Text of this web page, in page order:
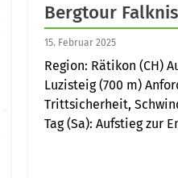
Bergtour
15. Februar 2025
Region: Rätikon (CH)
Luzisteig (700 m)
Trittsicherheit,
Tag (Sa): Aufstieg zur